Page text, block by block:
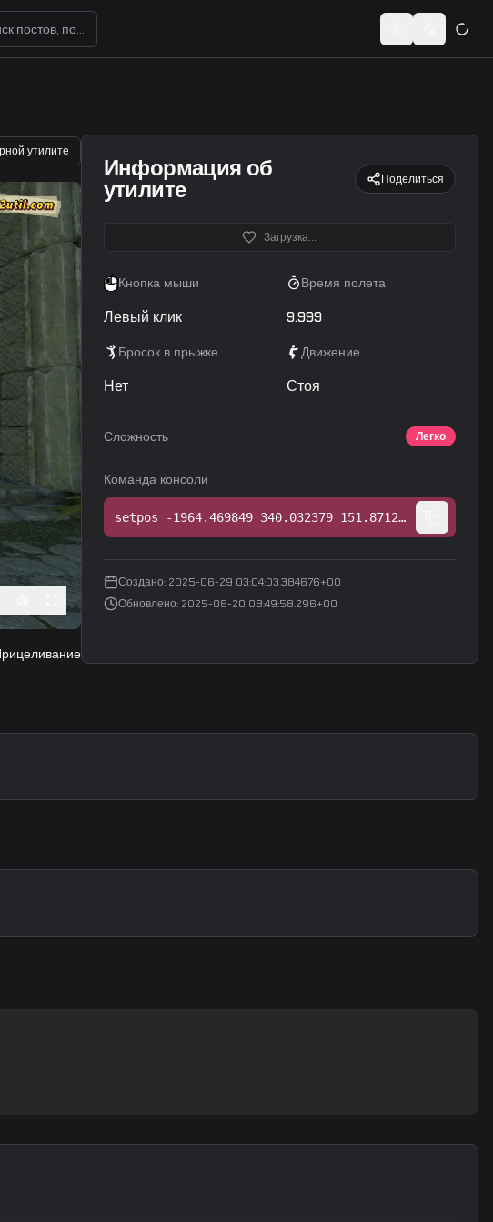
постов, пользователей или кодов шеринга... Toggle theme
Switch
утилите
Информация об
утилите Поделиться
Загрузка...
Кнопка мыши
Левый клик
Время полета
9.999
Бросок в прыжке
Нет
Движение
Стоя
Сложность Легко
Команда консоли
setpos -1964.469849 340.032379 151.871246;setang -16.252523 39.590050 0.000000
Создано: 2025-06-29 03:04:03.384676+00
Обновлено: 2025-08-20 08:49:58.296+00